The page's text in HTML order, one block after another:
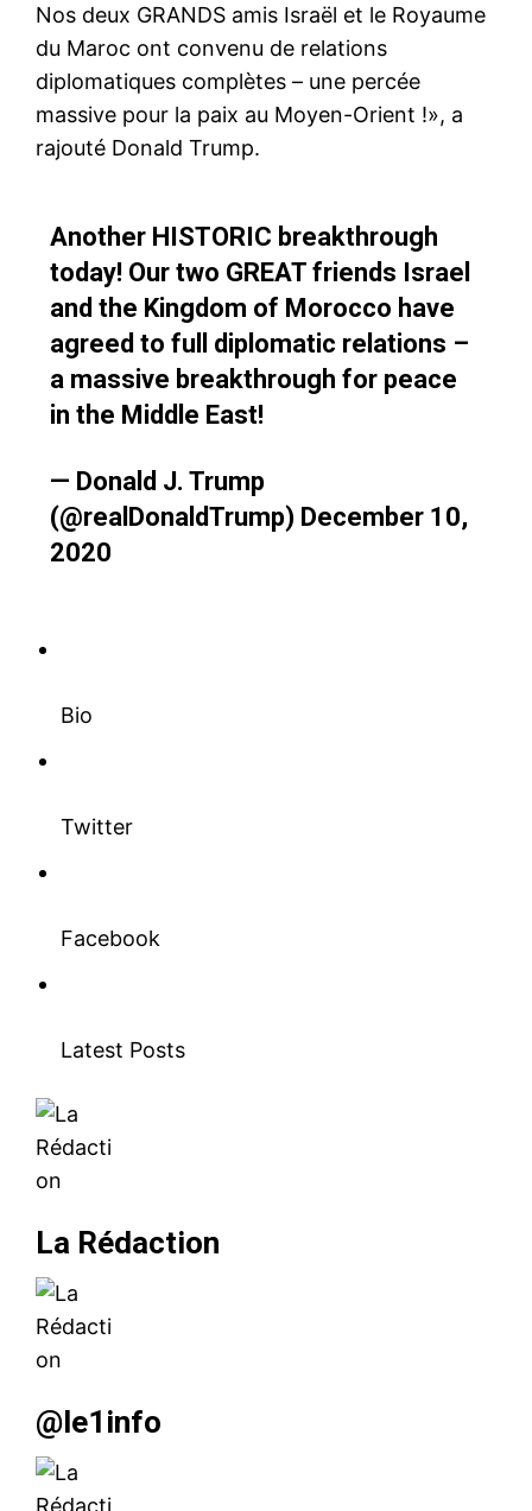
Nos deux GRANDS amis Israël et le Royaume
du Maroc ont convenu de relations
diplomatiques complètes – une percée
massive pour la paix au Moyen-Orient !», a
rajouté Donald Trump.
Another HISTORIC breakthrough
today! Our two GREAT friends Israel
and the Kingdom of Morocco have
agreed to full diplomatic relations –
a massive breakthrough for peace
in the Middle East!
— Donald J. Trump
(@realDonaldTrump) December 10,
2020
Bio
Twitter
Facebook
Latest Posts
La Rédaction
@le1info